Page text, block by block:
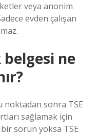
veya anonim
evden çalışan
ne
noktadan sonra TSE
sağlamak için
bir sorun yoksa TSE